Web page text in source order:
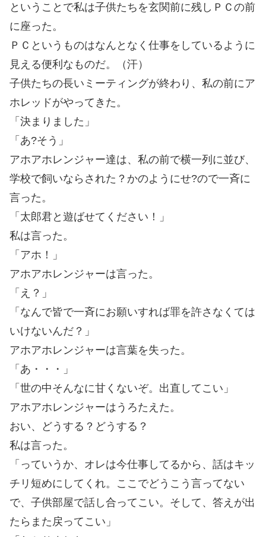
ということで私は子供たちを玄関前に残しＰＣの前
に座った。
ＰＣというものはなんとなく仕事をしているように
見える便利なものだ。（汗）
子供たちの長いミーティングが終わり、私の前にア
ホレッドがやってきた。
「決まりました」
「あ?そう」
アホアホレンジャー達は、私の前で横一列に並び、
学校で飼いならされた？かのようにせ?ので一斉に
言った。
「太郎君と遊ばせてください！」
私は言った。
「アホ！」
アホアホレンジャーは言った。
「え？」
「なんで皆で一斉にお願いすれば罪を許さなくては
いけないんだ？」
アホアホレンジャーは言葉を失った。
「あ・・・」
「世の中そんなに甘くないぞ。出直してこい」
アホアホレンジャーはうろたえた。
おい、どうする？どうする？
私は言った。
「っていうか、オレは今仕事してるから、話はキッ
チリ短めにしてくれ。ここでどうこう言ってない
で、子供部屋で話し合ってこい。そして、答えが出
たらまた戻ってこい」